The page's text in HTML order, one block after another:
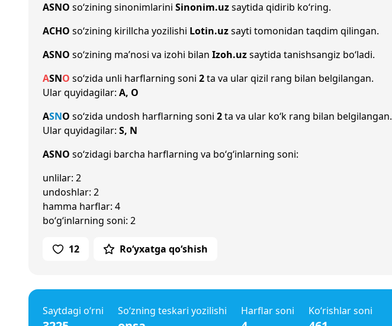
ASNO so‘zining sinonimlarini Sinonim.uzsaytida qidirib ko‘ring.
АСНО so‘zining kirillcha yozilishi Lotin.uzsayti tomonidan taqdim qilingan.
ASNO so‘zining ma’nosi va izohi bilan Izoh.uzsaytida tanishsangiz bo‘ladi.
ASNO so‘zida unli harflarning soni 2ta va ular qizil rang bilan belgilangan.
Ular quyidagilar: A, O
ASNO so‘zida undosh harflarning soni 2ta va ular ko‘k rang bilan belgilangan.
Ular quyidagilar: S, N
ASNO so‘zidagi barcha harflarning va bo‘g‘inlarning soni:
unlilar: 2
undoshlar: 2
hamma harflar: 4
bo‘g‘inlarning soni: 2
12 Ro‘yxatga qo‘shish
Saytdagi o‘rni So‘zning teskari yozilishi Harflar soni Ko‘rishlar soni